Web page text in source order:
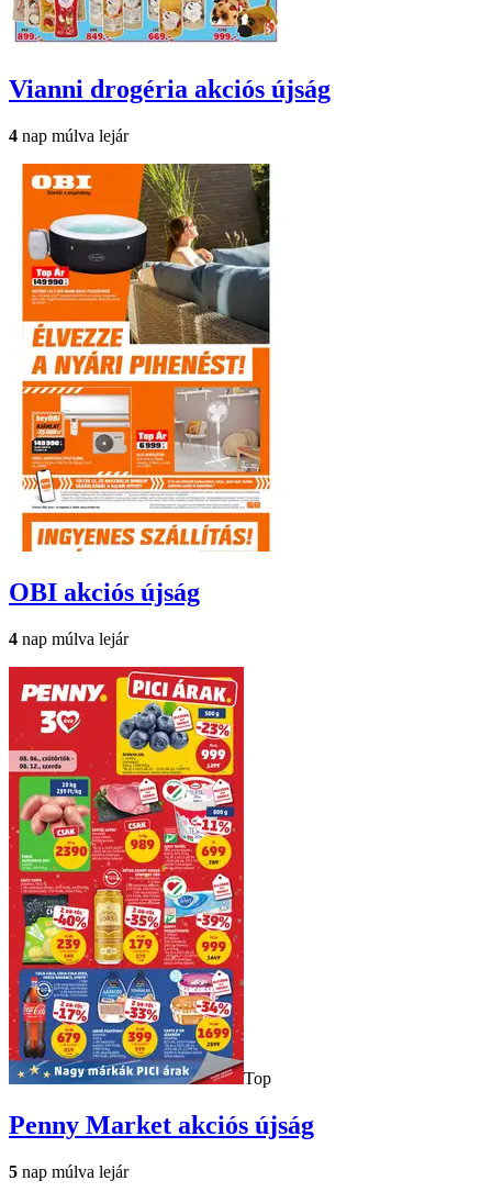
Vianni drogéria akciós újság
4 nap múlva lejár
OBI akciós újság
4 nap múlva lejár
Top
Penny Market akciós újság
5 nap múlva lejár